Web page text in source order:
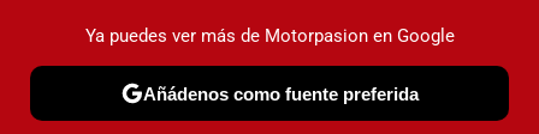
PRUEBAS COCHES ELÉCTRICOS OBSERVATORIO
Ya puedes ver más de Motorpasion en Google
Añádenos como fuente preferida